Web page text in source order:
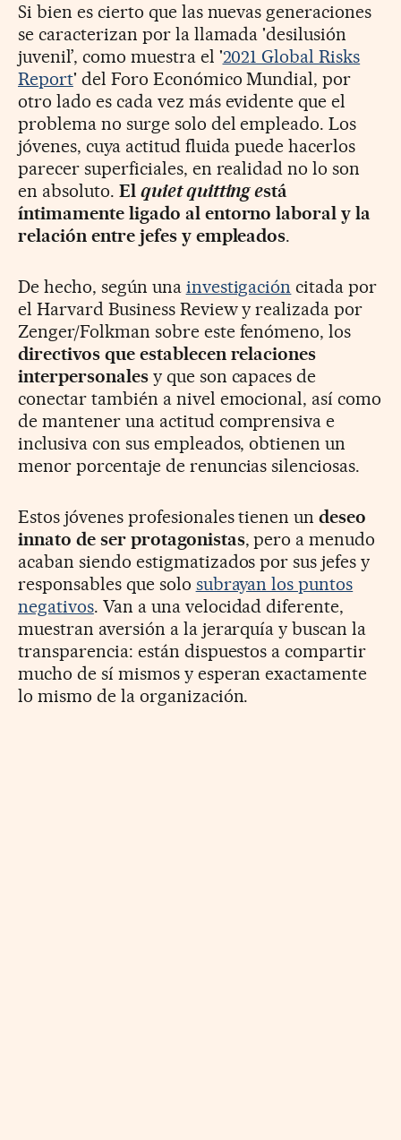
Si bien es cierto que las nuevas generaciones
se caracterizan por la llamada 'desilusión
juvenil’, como muestra el '2021 Global Risks
Report' del Foro Económico Mundial, por
otro lado es cada vez más evidente que el
problema no surge solo del empleado. Los
jóvenes, cuya actitud fluida puede hacerlos
parecer superficiales, en realidad no lo son
en absoluto. El quiet quitting está
íntimamente ligado al entorno laboral y la
relación entre jefes y empleados.
De hecho, según una investigación citada por
el Harvard Business Review y realizada por
Zenger/Folkman sobre este fenómeno, los
directivos que establecen relaciones
interpersonales y que son capaces de
conectar también a nivel emocional, así como
de mantener una actitud comprensiva e
inclusiva con sus empleados, obtienen un
menor porcentaje de renuncias silenciosas.
Estos jóvenes profesionales tienen undeseo
innato de ser protagonistas, pero a menudo
acaban siendo estigmatizados por sus jefes y
responsables que solo subrayan los puntos
negativos. Van a una velocidad diferente,
muestran aversión a la jerarquía y buscan la
transparencia: están dispuestos a compartir
mucho de sí mismos y esperan exactamente
lo mismo de la organización.